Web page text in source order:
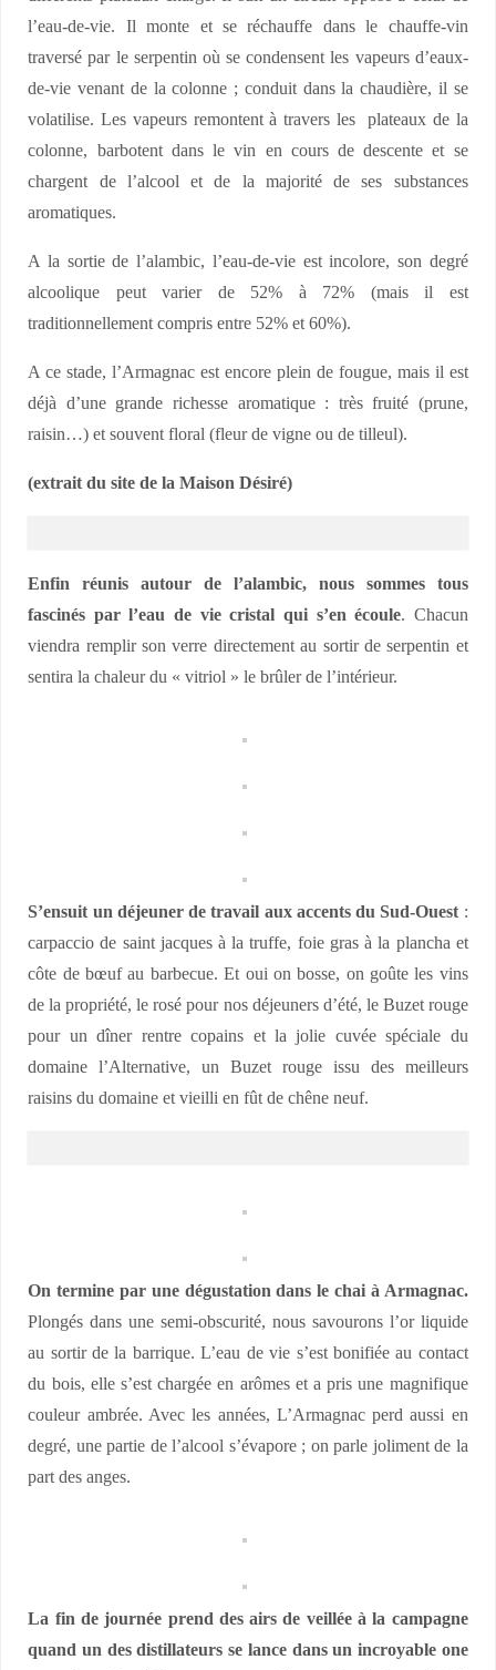
l’eau-de-vie. Il monte et se réchauffe dans le chauffe-vin
traversé par le serpentin où se condensent les vapeurs d’eaux-
de-vie venant de la colonne ; conduit dans la chaudière, il se
volatilise. Les vapeurs remontent à travers les plateaux de la
colonne, barbotent dans le vin en cours de descente et se
chargent de l’alcool et de la majorité de ses substances
aromatiques.
A la sortie de l’alambic, l’eau-de-vie est incolore, son degré
alcoolique peut varier de 52% à 72% (mais il est
traditionnellement compris entre 52% et 60%).
A ce stade, l’Armagnac est encore plein de fougue, mais il est
déjà d’une grande richesse aromatique : très fruité (prune,
raisin…) et souvent floral (fleur de vigne ou de tilleul).
(extrait du site de la Maison Désiré)
Enfin réunis autour de l’alambic, nous sommes tous
fascinés par l’eau de vie cristal qui s’en écoule. Chacun
viendra remplir son verre directement au sortir de serpentin et
sentira la chaleur du « vitriol » le brûler de l’intérieur.
S’ensuit un déjeuner de travail aux accents du Sud-Ouest:
carpaccio de saint jacques à la truffe, foie gras à la plancha et
côte de bœuf au barbecue. Et oui on bosse, on goûte les vins
de la propriété, le rosé pour nos déjeuners d’été, le Buzet rouge
pour un dîner rentre copains et la jolie cuvée spéciale du
domaine l’Alternative, un Buzet rouge issu des meilleurs
raisins du domaine et vieilli en fût de chêne neuf.
On termine par une dégustation dans le chai à Armagnac.
Plongés dans une semi-obscurité, nous savourons l’or liquide
au sortir de la barrique. L’eau de vie s’est bonifiée au contact
du bois, elle s’est chargée en arômes et a pris une magnifique
couleur ambrée. Avec les années, L’Armagnac perd aussi en
degré, une partie de l’alcool s’évapore ; on parle joliment de la
part des anges.
La fin de journée prend des airs de veillée à la campagne
quand un des distillateurs se lance dans un incroyable one